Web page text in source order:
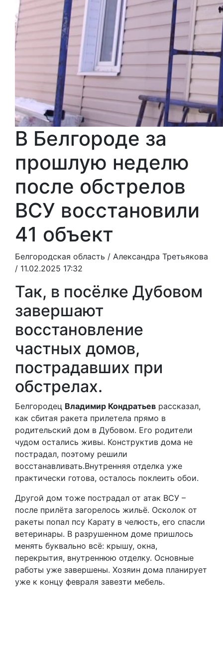
В Белгороде за
прошлую неделю
после обстрелов
ВСУ восстановили
41 объект
Белгородская область / Александра Третьякова
/ 11.02.2025 17:32
Так, в посёлке Дубовом
завершают
восстановление
частных домов,
пострадавших при
обстрелах.
Белгородец Владимир Кондратьев рассказал,
как сбитая ракета прилетела прямо в
родительский дом в Дубовом. Его родители
чудом остались живы. Конструктив дома не
пострадал, поэтому решили
восстанавливать.Внутренняя отделка уже
практически готова, осталось поклеить обои.
Другой дом тоже пострадал от атак ВСУ –
после прилёта загорелось жильё. Осколок от
ракеты попал псу Карату в челюсть, его спасли
ветеринары. В разрушенном доме пришлось
менять буквально всё: крышу, окна,
перекрытия, внутреннюю отделку. Основные
работы уже завершены. Хозяин дома планирует
уже к концу февраля завезти мебель.